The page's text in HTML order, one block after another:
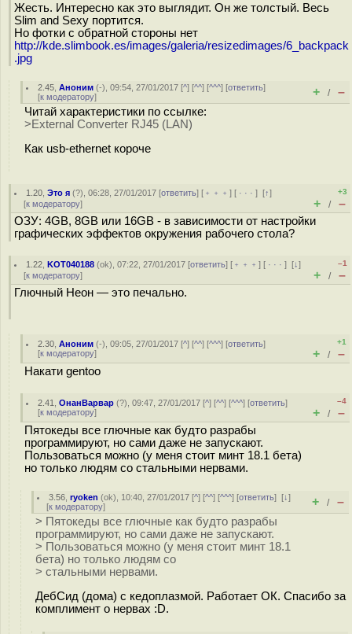
Жесть. Интересно как это выглядит. Он же толстый. Весь
Slim and Sexy портится.
Но фотки с обратной стороны нет
http://kde.slimbook.es/images/galeria/resizedimages/6_backpack
.jpg
2.45 ,Аноним (-), 09:54, 27/01/2017 [^] [^^] [^^^] [ответить]
[к модератору] + / –
Читай характеристики по ссылке:
>External Converter RJ45 (LAN)
Как usb-ethernet короче
1.20 ,Это я (?), 06:28, 27/01/2017 [ответить] [ ﹢﹢﹢] [ · · ·][↑]
[к модератору]
+3
+ / –
ОЗУ: 4GB, 8GB или 16GB - в зависимости от настройки
графических эффектов окружения рабочего стола?
1.22 ,KOT040188 (ok), 07:22, 27/01/2017 [ответить] [ ﹢﹢﹢] [ · · ·][↓]
[к модератору]
–1
+ / –
Глючный Неон — это печально.
2.30 ,Аноним (-), 09:05, 27/01/2017 [^] [^^] [^^^] [ответить]
[к модератору]
+1
+ / –
Накати gentoo
2.41 ,ОнанВарвар (?), 09:47, 27/01/2017 [^] [^^] [^^^] [ответить]
[к модератору]
–4
+ / –
Пятокеды все глючные как будто разрабы
программируют, но сами даже не запускают.
Пользоваться можно (у меня стоит минт 18.1 бета)
но только людям со стальными нервами.
3.56 ,ryoken (ok), 10:40, 27/01/2017 [^] [^^] [^^^] [ответить][↓]
[к модератору] + / –
> Пятокеды все глючные как будто разрабы
программируют, но сами даже не запускают.
> Пользоваться можно (у меня стоит минт 18.1
бета) но только людям со
> стальными нервами.
ДебСид (дома) с кедоплазмой. Работает ОК. Спасибо за
комплимент о нервах :D.